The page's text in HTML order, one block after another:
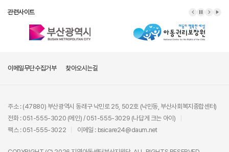
관련사이트
이메일무단수집거부 찾아오시는길
주소 : (47880) 부산광역시 동래구 낙민로 25, 502호 (낙민동, 부산사회복지종합센터)
전화 : 051-555-3020 (메인) / 051-555-3029 (나답게 크는 아이)
팩스 : 051-555-3022
이메일 : bsicare24@daum.net